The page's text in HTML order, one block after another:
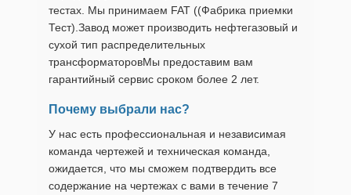
тестах. Мы принимаем FAT ((Фабрика приемки
Тест).Завод может производить нефтегазовый и
сухой тип распределительных
трансформаторовМы предоставим вам
гарантийный сервис сроком более 2 лет.
Почему выбрали нас?
У нас есть профессиональная и независимая
команда чертежей и техническая команда,
ожидается, что мы сможем подтвердить все
содержание на чертежах с вами в течение 7